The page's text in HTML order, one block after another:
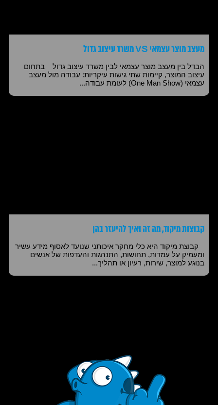
מעצב מוצר עצמאי VS משרד עיצוב גדול
הבדל בין מעצב מוצר עצמאי לבין משרד עיצוב גדול בתחום
עיצוב המוצר, קיימות שתי גישות עיקריות: עבודה מול מעצב
עצמאי (One Man Show) לעומת עבודה...
קבוצות מיקוד, מה זה ואיך להיעזר בהן
קבוצת מיקוד היא כלי מחקר איכותני שנועד לאסוף מידע עשיר
ומעמיק על עמדות, תחושות, התנהגות והעדפות של אנשים
בנוגע למוצר, שירות, רעיון או תהליך...